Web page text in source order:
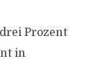
Prozent
in